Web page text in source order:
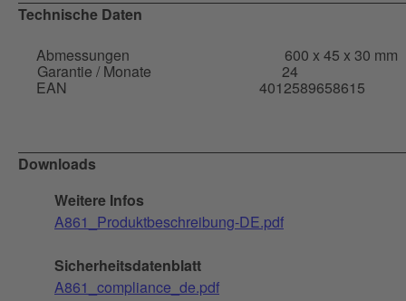
Technische Daten
Abmessungen
600 x 45 x 30 mm
Garantie / Monate 24
EAN 4012589658615
Downloads
Weitere Infos
A861_Produktbeschreibung-DE.pdf
Sicherheitsdatenblatt
A861_compliance_de.pdf